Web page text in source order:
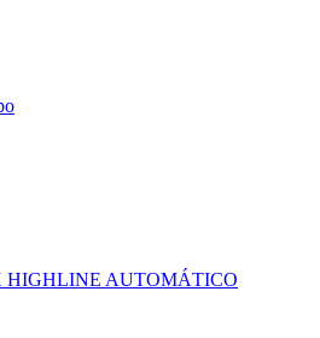
HIGHLINE AUTOMÁTICO